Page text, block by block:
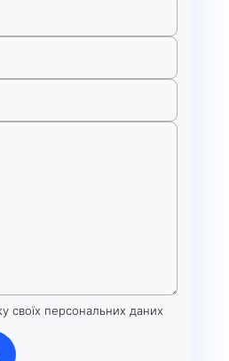
своїх персональних даних